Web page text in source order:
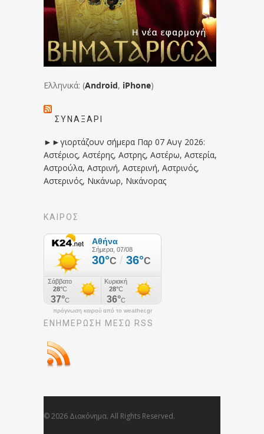
Ελληνικά: (Android, iPhone)
ΣΥΝΑΞΆΡΙ
►►γιορτάζουν σήμερα Παρ 07 Αυγ 2026:
Αστέριος, Αστέρης, Αστρης, Αστέρω, Αστερία,
Αστρούλα, Αστρινή, Αστερινή, Αστρινός,
Αστερινός, Νικάνωρ, Νικάνορας
ΚΑΙΡΟΣ
πρόγνωση καιρού από το weather.gr
ΕΝΗΜΈΡΩΣΉ ΜΕΣΩ RSS
© 2026 Διακόνημα. All Rights Reserved.